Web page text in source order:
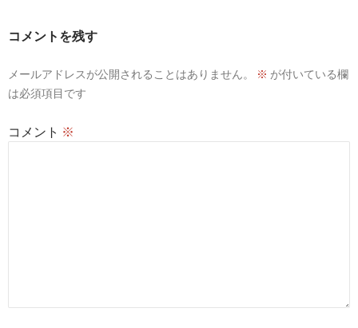
コメントを残す
メールアドレスが公開されることはありません。 ※ が付いている欄
は必須項目です
コメント ※